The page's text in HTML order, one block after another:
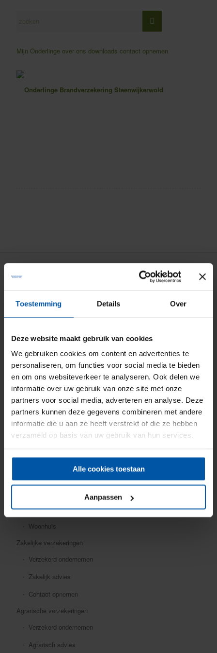
Toestemming Details Over
Deze website maakt gebruik van cookies
We gebruiken cookies om content en advertenties te
personaliseren, om functies voor social media te bieden
en om ons websiteverkeer te analyseren. Ook delen we
informatie over uw gebruik van onze site met onze
partners voor social media, adverteren en analyse. Deze
partners kunnen deze gegevens combineren met andere
informatie die u aan ze heeft verstrekt of die ze hebben
verzameld op basis van uw gebruik van hun services.
Alle cookies toestaan
Aanpassen
Mijn Onderlinge over ons downloads contact opnemen
Aansprakelijkheid
Auto
Bromfiets
Caravan
Doorlopende reis
Fiets
Inboedel
Kostbaarheden
Mobiele dekking
Oldtimer
Verkeersschadeverzekering
Woonhuis
Zakelijke verzekeringen
Verzekerd ondernemen
Zakelijk advies
Contact opnemen
Agrarische verzekeringen
Verzekerd ondernemen
Agrarisch advies